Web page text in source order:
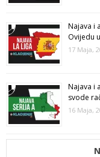
Najava i
Ovijedu
17 Maja,
Najava i
svode
16 Maja,